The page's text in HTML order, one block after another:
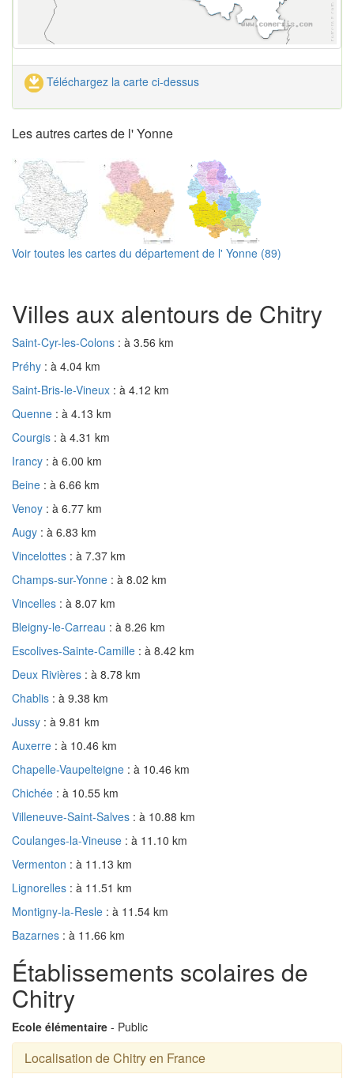
Téléchargez la carte ci-dessus
Les autres cartes de l' Yonne
Voir toutes les cartes du département de l' Yonne (89)
Villes aux alentours de Chitry
Saint-Cyr-les-Colons : à 3.56 km
Préhy : à 4.04 km
Saint-Bris-le-Vineux : à 4.12 km
Quenne : à 4.13 km
Courgis : à 4.31 km
Irancy : à 6.00 km
Beine : à 6.66 km
Venoy : à 6.77 km
Augy : à 6.83 km
Vincelottes : à 7.37 km
Champs-sur-Yonne : à 8.02 km
Vincelles : à 8.07 km
Bleigny-le-Carreau : à 8.26 km
Escolives-Sainte-Camille : à 8.42 km
Deux Rivières : à 8.78 km
Chablis : à 9.38 km
Jussy : à 9.81 km
Auxerre : à 10.46 km
Chapelle-Vaupelteigne : à 10.46 km
Chichée : à 10.55 km
Villeneuve-Saint-Salves : à 10.88 km
Coulanges-la-Vineuse : à 11.10 km
Vermenton : à 11.13 km
Lignorelles : à 11.51 km
Montigny-la-Resle : à 11.54 km
Bazarnes : à 11.66 km
Établissements scolaires de
Chitry
Ecole élémentaire - Public
Localisation de Chitry en France